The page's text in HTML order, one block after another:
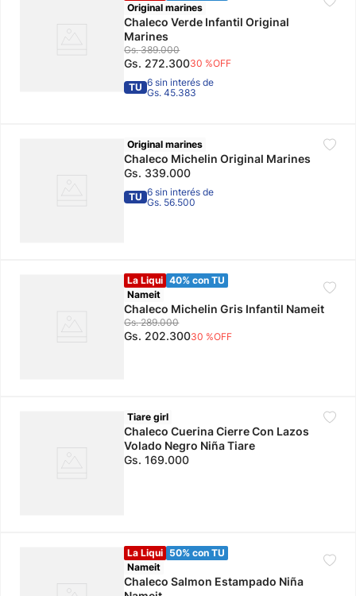
Original marines
Chaleco Verde Infantil Original
Marines
Gs. 389.000
Gs. 272.30030 %OFF
TU 6 sin interés de
Gs. 45.383
Original marines
Chaleco Michelin Original Marines
Gs. 339.000
TU 6 sin interés de
Gs. 56.500
La Liqui 40% con TU
Nameit
Chaleco Michelin Gris Infantil Nameit
Gs. 289.000
Gs. 202.30030 %OFF
Tiare girl
Chaleco Cuerina Cierre Con Lazos
Volado Negro Niña Tiare
Gs. 169.000
La Liqui 50% con TU
Nameit
Chaleco Salmon Estampado Niña